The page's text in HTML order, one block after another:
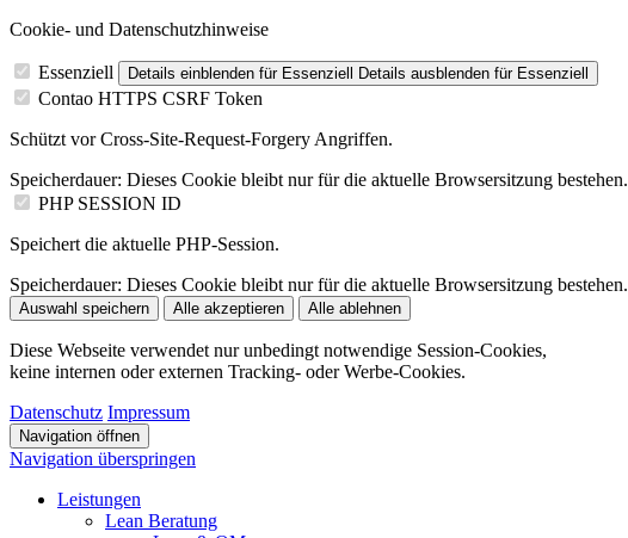
Cookie- und Datenschutzhinweise
Essenziell Details einblenden für Essenziell Details ausblenden für Essenziell
Contao HTTPS CSRF Token
Schützt vor Cross-Site-Request-Forgery Angriffen.
Speicherdauer: Dieses Cookie bleibt nur für die aktuelle Browsersitzung bestehen.
PHP SESSION ID
Speichert die aktuelle PHP-Session.
Speicherdauer: Dieses Cookie bleibt nur für die aktuelle Browsersitzung bestehen.
Auswahl speichern Alle akzeptieren Alle ablehnen
Diese Webseite verwendet nur unbedingt notwendige Session-Cookies,
keine internen oder externen Tracking- oder Werbe-Cookies.
Datenschutz Impressum
Navigation öffnen
Navigation überspringen
Leistungen
Lean Beratung